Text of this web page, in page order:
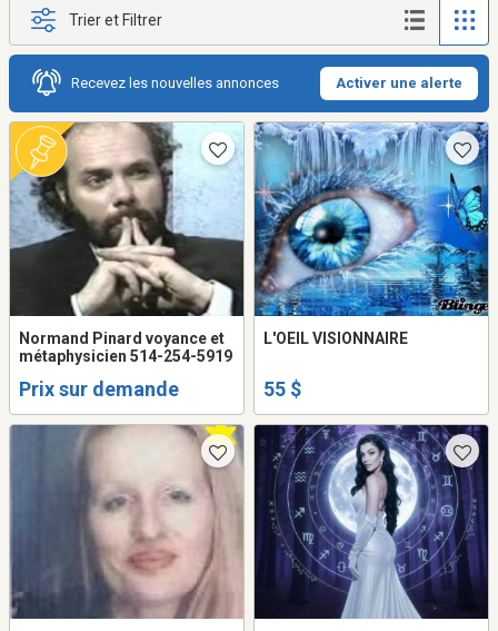
Trier et Filtrer
Recevez les nouvelles annonces Activer une alerte
Normand Pinard voyance et
métaphysicien 514-254-5919
Prix sur demande
L'OEIL VISIONNAIRE
55 $